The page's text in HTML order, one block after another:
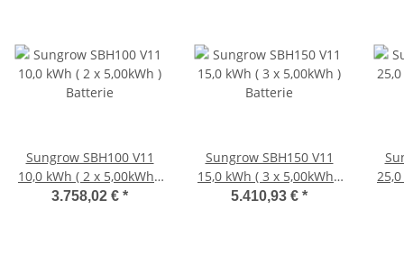
Sungrow SBH100 V11
10,0 kWh ( 2 x 5,00kWh )
Batterie
3.758,02 € *
Sungrow SBH150 V11
15,0 kWh ( 3 x 5,00kWh )
Batterie
5.410,93 € *